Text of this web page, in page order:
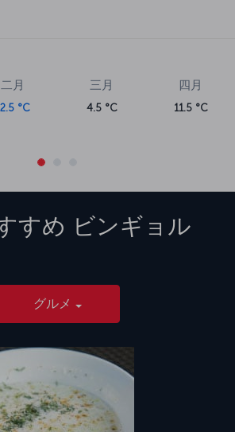
二月
°C
三月
4.5 °C
四月
11.5 °C
すめ ビンギョル
グルメ